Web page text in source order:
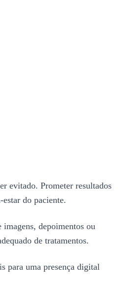
evitado. Prometer resultados
do paciente.
depoimentos ou
de tratamentos.
para uma presença digital